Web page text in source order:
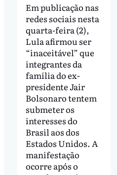
Em publicação nas
redes sociais nesta
quarta-feira (2),
Lula afirmou ser
“inaceitável” que
integrantes da
família do ex-
presidente Jair
Bolsonaro tentem
submeter os
interesses do
Brasil aos dos
Estados Unidos. A
manifestação
ocorre após o